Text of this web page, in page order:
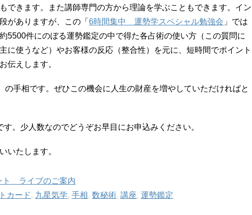
できます。また講師専門の方から理論を学ぶこともできます。イン
がありますが、この「 6時間集中 運勢学スペシャル勉強会 」では
5500件にのぼる運勢鑑定の中で得た各占術の使い方（この質問に
に使うなど）やお客様の反応（整合性）を元に、短時間でポイント
伝えします。
の手相です。ぜひこの機会に人生の財産を増やしていただければと
。少人数なのでどうぞお早目にお申込みください。
いたします。
ライブのご案内
カード, 九星気学, 手相, 数秘術, 講座, 運勢鑑定